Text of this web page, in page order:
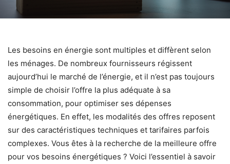
Les besoins en énergie sont multiples et diffèrent selon
les ménages. De nombreux fournisseurs régissent
aujourd’hui le marché de l’énergie, et il n’est pas toujours
simple de choisir l’offre la plus adéquate à sa
consommation, pour optimiser ses dépenses
énergétiques. En effet, les modalités des offres reposent
sur des caractéristiques techniques et tarifaires parfois
complexes. Vous êtes à la recherche de la meilleure offre
pour vos besoins énergétiques ? Voici l’essentiel à savoir